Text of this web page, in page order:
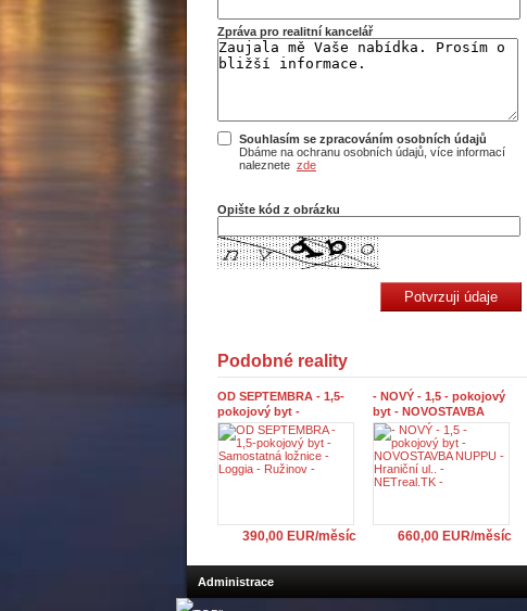
Zpráva pro realitní kancelář
Souhlasím se zpracováním osobních údajů
Dbáme na ochranu osobních údajů, více informací
naleznete zde
Opište kód z obrázku
Podobné reality
OD SEPTEMBRA - 1,5-
pokojový byt -
Samostatná ložnice -
Loggia - Ružinov -
390,00 EUR/měsíc
- NOVÝ - 1,5 - pokojový
byt - NOVOSTAVBA
NUPPU - Hraniční ul.. -
NETreal.TK -
660,00 EUR/měsíc
Administrace